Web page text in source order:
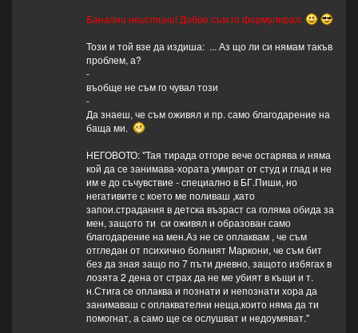
Банални неистини! Добре съм го формулирал.
Този и той взе да издиша: ... Аз що ли си нямам такъв
проблем, а?
-
въобще не съм го чувал този
-
Да знаеш, че съм оживял и пр. само благодарение на
баща ми.
НЕГОВОТО: "Тая тирада отгоре вече остарява и няма
кой да се занимава-хората умират от студ и глад и не
им е до съчувствие - специално в БГ.Пиши, но
негативите с което ме поливаш ,като
запои.страдания в детска възраст са голяма обида за
мен, защото ти си оживял и образован само
благодарение на мен.Аз не се оплаквам , че съм
отгледан от психично болният Маркони, че съм бит
без да зная защо по 7 пъти дневно, защото избягах в
лозята 2 дена от страх да не ме убият в къщи и т.
н.Стига се оплаква и познати и непознати хора да
занимаваш с оплаквателни неща,които няма да ти
помогнат, а само ще се ослушват и недоумяват."